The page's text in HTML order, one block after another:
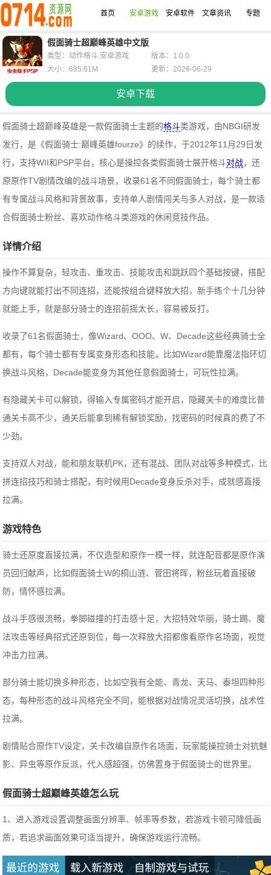
首页 安卓游戏 安卓软件 文章资讯 专题
假面骑士超巅峰英雄中文版
安卓下载
类型：动作格斗 安卓游戏
版本：1.0.0
大小：685.61M
更新：2026-06-29
假面骑士超巅峰英雄是一款假面骑士主题的格斗类游戏，由NBGI研发
发行，是《假面骑士:巅峰英雄fourze》的续作，于2012年11月29日发
行，支持WII和PSP平台，核心是操控各类假面骑士展开格斗对战，还
原原作TV剧情改编的战斗场景，收录61名不同假面骑士，每个骑士都
有专属战斗风格和背景故事，支持单人剧情闯关与多人对战，是一款适
合假面骑士粉丝、喜欢动作格斗类游戏的休闲竞技作品。
详情介绍
操作不算复杂，轻攻击、重攻击、技能攻击和跳跃四个基础按键，搭配
方向键就能打出不同连招，还能按组合键释放大招，新手练个十几分钟
就能上手，就是部分骑士的连招前摇太长，容易被反打。
收录了61名假面骑士，像Wizard、OOO、W、Decade这些经典骑士全
都有，每个骑士都有专属变身形态和技能，比如Wizard能靠魔法指环切
换战斗风格，Decade能变身为其他任意假面骑士，可玩性拉满。
有隐藏关卡可以解锁，得输入专属密码才能开启，隐藏关卡的难度比普
通关卡高不少，通关后能拿到稀有解锁奖励，找密码的时候真的费了不
少劲。
支持双人对战，能和朋友联机PK，还有混战、团队对战等多种模式，比
拼连招技巧和骑士搭配，有时候用Decade变身反杀对手，成就感直接
拉满。
游戏特色
骑士还原度直接拉满，不仅造型和原作一模一样，就连配音都是原作演
员回归献声，比如假面骑士W的桐山涟、菅田将晖，粉丝玩着直接破
防，情怀感拉满。
战斗手感很流畅，拳脚碰撞的打击感十足，大招特效华丽，骑士踢、魔
法攻击等经典招式还原到位，每一次释放大招都像看原作名场面，视觉
冲击力拉满。
部分骑士能切换多种形态，比如空我有全能、青龙、天马、泰坦四种形
态，每种形态的战斗风格完全不同，能根据对战情况灵活切换，战术性
拉满。
剧情贴合原作TV设定，关卡改编自原作名场面，玩家能操控骑士对抗魅
影、异虫等原作反派，代入感超强，仿佛置身于假面骑士的世界里。
假面骑士超巅峰英雄怎么玩
1、进入游戏设置调整画面分辨率、帧率等参数，若游戏卡顿可降低画
质，若追求画面效果可适当提升，确保游戏运行流畅。